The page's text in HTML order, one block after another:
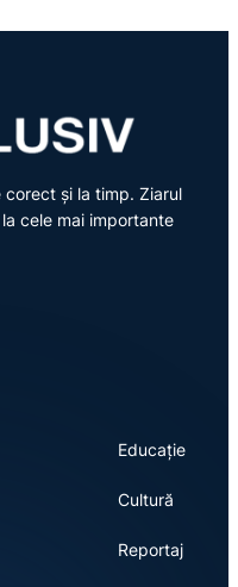
corect și la timp. Ziarul
cele mai importante
Educație
Cultură
Reportaj